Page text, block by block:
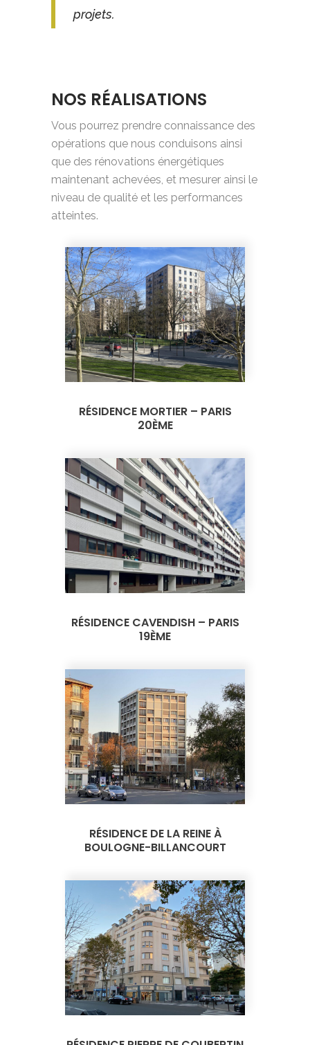
projets.
NOS RÉALISATIONS
Vous pourrez prendre connaissance des
opérations que nous conduisons ainsi
que des rénovations énergétiques
maintenant achevées, et mesurer ainsi le
niveau de qualité et les performances
atteintes.
RÉSIDENCE MORTIER – PARIS
20ÈME
RÉSIDENCE CAVENDISH – PARIS
19ÈME
RÉSIDENCE DE LA REINE À
BOULOGNE-BILLANCOURT